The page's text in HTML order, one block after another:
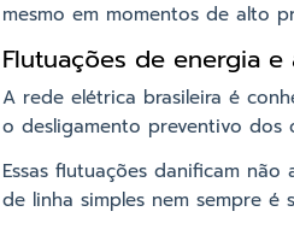
mesmo em momentos de alto
Flutuações de energia
A rede elétrica brasileira é
o desligamento preventivo dos
Essas flutuações danificam
de linha simples nem sempre